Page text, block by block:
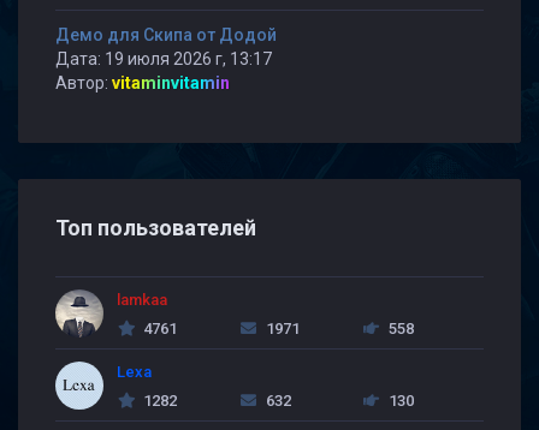
Демо для Скипа от Додой
Дата: 19 июля 2026 г, 13:17
Автор: vitaminvitamin
Топ пользователей
lamkaa
4761
1971 558
Lexa
1282
632 130